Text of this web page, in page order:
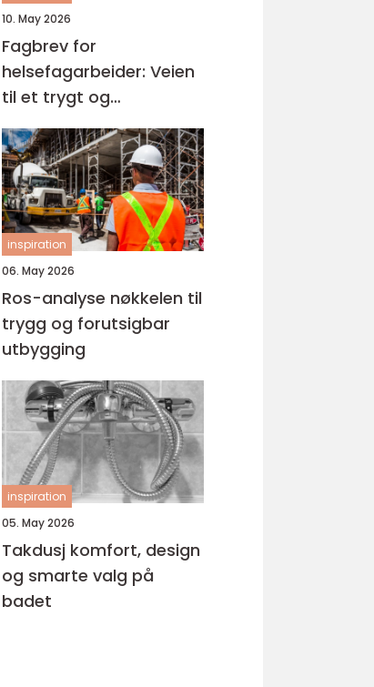
10. May 2026
Fagbrev for
helsefagarbeider: Veien
til et trygt og
meningsfullt yrke
inspiration
06. May 2026
Ros-analyse nøkkelen til
trygg og forutsigbar
utbygging
inspiration
05. May 2026
Takdusj komfort, design
og smarte valg på
badet